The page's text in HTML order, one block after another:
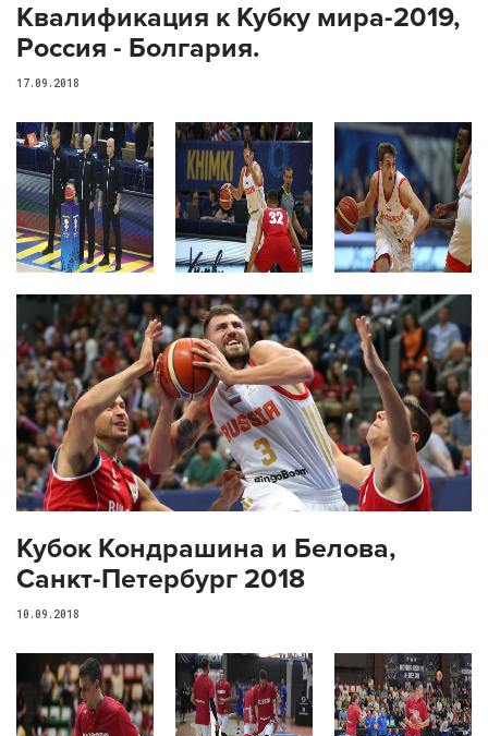
Квалификация к Кубку мира-2019,
Россия - Болгария.
17.09.2018
Кубок Кондрашина и Белова,
Санкт-Петербург 2018
10.09.2018